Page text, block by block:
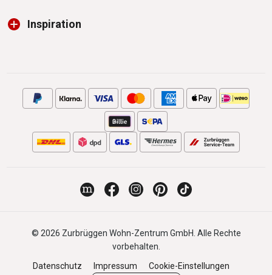
Inspiration
© 2026 Zurbrüggen Wohn-Zentrum GmbH. Alle Rechte
vorbehalten.
Datenschutz
Impressum Cookie-Einstellungen